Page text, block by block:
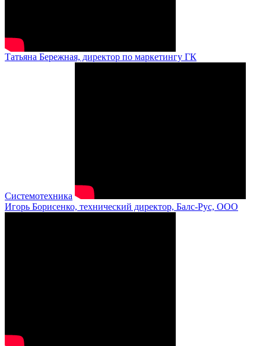
Татьяна Бережная, директор по маркетингу ГК
Системотехника
Игорь Борисенко, технический директор, Балс-Рус, ООО